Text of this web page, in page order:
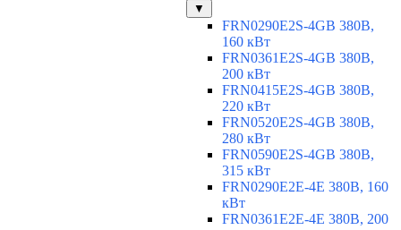
▼
FRN0290E2S-4GB 380В,
160 кВт
FRN0361E2S-4GB 380В,
200 кВт
FRN0415E2S-4GB 380В,
220 кВт
FRN0520E2S-4GB 380В,
280 кВт
FRN0590E2S-4GB 380В,
315 кВт
FRN0290E2E-4E 380В, 160
кВт
FRN0361E2E-4E 380В, 200